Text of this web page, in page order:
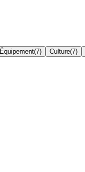
Équipement(7) Culture(7)